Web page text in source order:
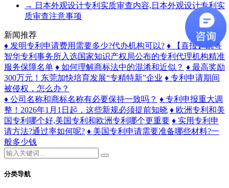
→ 日本外观设计专利实质审查内容,日本外观设计专利实
质审查注意事项
新闻推荐
♦ 发明专利申请费用需要多少?代办机构可以? ♦ 【喜报】凯粤
智华专利事务所入选国家知识产权局公布的专利代理机构精准
服务保障名单 ♦ 如何理解商标法中的混淆和近似？ ♦ 最高奖励
300万元！东莞加快培育发展“专精特新”企业 ♦ 专利申请期间
被侵权，怎么办？
♦ 公司名称和商标名称有必要保持一致吗？ ♦ 专利申报重大调
整！2026年1月1日起，这些新规必须提前知晓 ♦ 欧洲专利和美
国专利哪个好,美国专利和欧洲专利哪个更重要 ♦ 实用专利申
请方法?通过率如何呢? ♦ 美国专利申请需要准备哪些材料?一
般多少钱
分类导航